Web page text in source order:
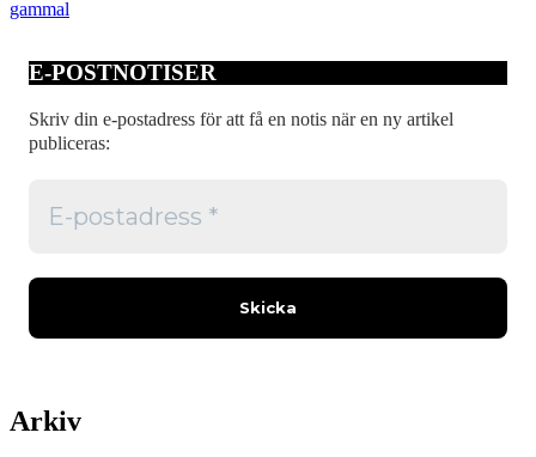
gammal
E-POSTNOTISER
Skriv din e-postadress för att få en notis när en ny artikel
publiceras:
Arkiv